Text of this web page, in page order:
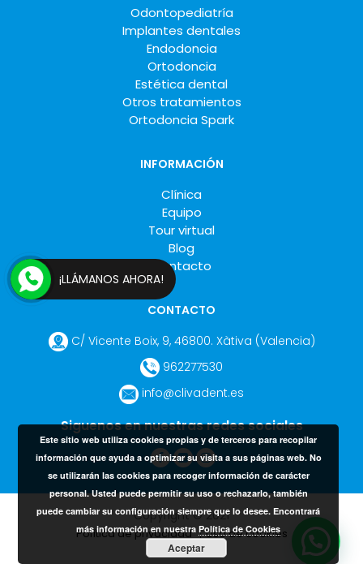
Odontopediatría
Implantes dentales
Endodoncia
Ortodoncia
Estética dental
Otros tratamientos
Ortodoncia Spark
INFORMACIÓN
Clínica
Equipo
Tour virtual
Blog
Contacto
CONTACTO
C/ Vicente Boix, 9, 46800. Xàtiva (Valencia)
962277530
info@clivadent.es
Siguenos en nuestras redes sociales
Copyright © 2021
Política de privacidad Uso de cookies
¡LLÁMANOS AHORA!
Este sitio web utiliza cookies propias y de terceros para recopilar
información que ayuda a optimizar su visita a sus páginas web. No
se utilizarán las cookies para recoger información de carácter
personal. Usted puede permitir su uso o rechazarlo, también
puede cambiar su configuración siempre que lo desee. Encontrará
más información en nuestraPolítica de Cookies
Aceptar